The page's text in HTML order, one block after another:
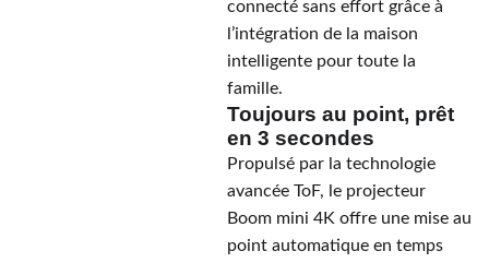
connecté sans effort grâce à
l’intégration de la maison
intelligente pour toute la
famille.
Toujours au point, prêt
en 3 secondes
Propulsé par la technologie
avancée ToF, le projecteur
Boom mini 4K offre une mise au
point automatique en temps